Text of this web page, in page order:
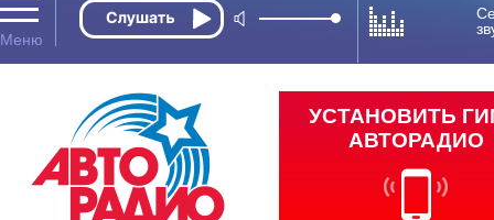
УСТАНОВИТЬ
АВТОРАДИО